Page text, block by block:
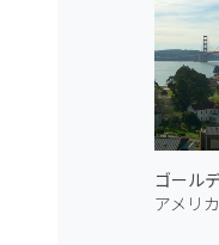
アメリカ